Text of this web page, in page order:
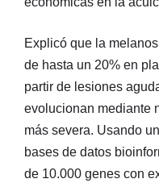
Explicó que la
de hasta un 20% en
partir de lesiones
evolucionan mediante
más severa. Usando
bases de datos
de 10.000 genes con